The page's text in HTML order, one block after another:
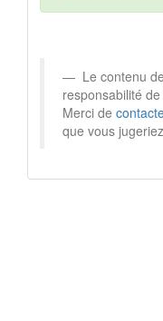
Le contenu
responsabilité
Merci de
que vous